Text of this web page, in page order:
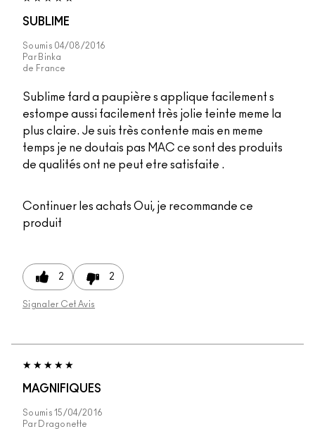
SUBLIME
Soumis 04/08/2016
Par Binka
de France
Sublime fard a paupière s applique facilement s
estompe aussi facilement très jolie teinte meme la
plus claire. Je suis très contente mais en meme
temps je ne doutais pas MAC ce sont des produits
de qualités ont ne peut etre satisfaite .
Continuer les achats Oui, je recommande ce
produit
2 2
Signaler Cet Avis
MAGNIFIQUES
Soumis15/04/2016
Par Dragonette